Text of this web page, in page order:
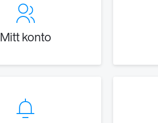
Mitt konto